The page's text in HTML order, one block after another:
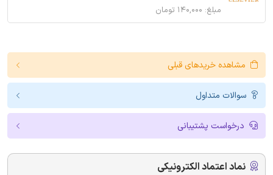
مبلغ: ۱۴۰,۰۰۰ تومان
مشاهده خریدهای قبلی
سوالات متداول
درخواست پشتیبانی
نماد اعتماد الکترونیکی